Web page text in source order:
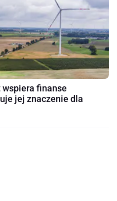
wspiera finanse
jej znaczenie dla